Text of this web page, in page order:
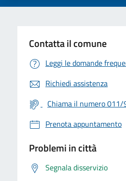
Contatta il comune
Leggi le domande
Richiedi assistenza
Chiama il numero
Prenota appuntamento
Problemi in città
Segnala disservizio